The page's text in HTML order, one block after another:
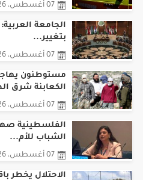
07 أغسطس، 2026 - 05:08pm
الجامعة
بتغيير...
07 أغسطس، 2026 - 01:08pm
مستوطنون
الكعابنة شرق
07 أغسطس، 2026 - 12:08pm
الفلسطينية
الشباب للأم...
07 أغسطس، 2026 - 11:08am